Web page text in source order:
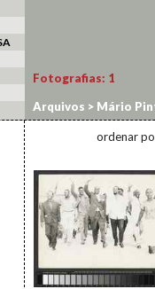
Fotografias: 1
Arquivos > Mário
ordenar